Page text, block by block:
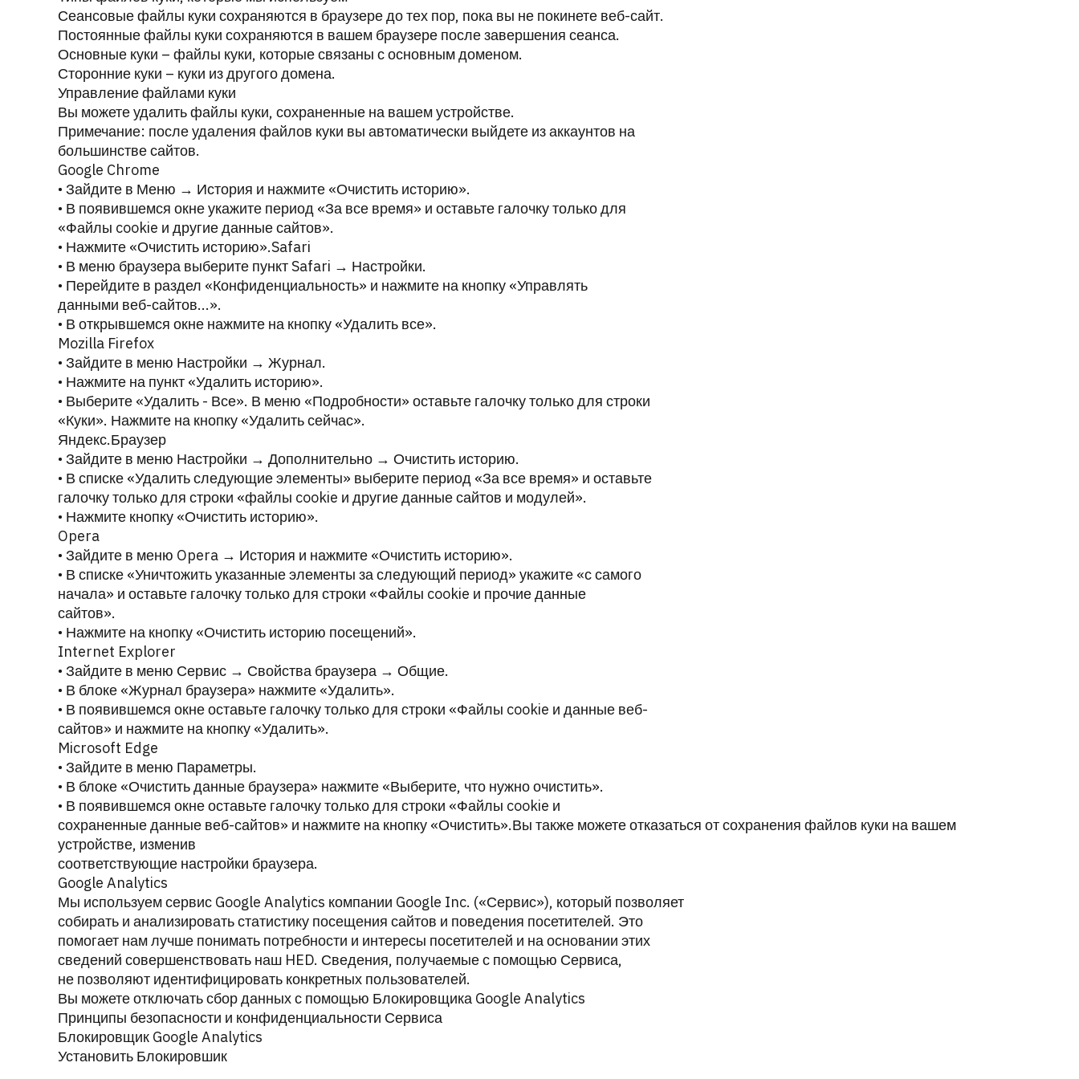
Сеансовые файлы куки сохраняются в браузере до тех пор, пока вы не покинете веб-сайт.
Постоянные файлы куки сохраняются в вашем браузере после завершения сеанса.
Основные куки – файлы куки, которые связаны с основным доменом.
Сторонние куки – куки из другого домена.
Управление файлами куки
Вы можете удалить файлы куки, сохраненные на вашем устройстве.
Примечание: после удаления файлов куки вы автоматически выйдете из аккаунтов на
большинстве сайтов.
Google Chrome
• Зайдите в Меню → История и нажмите «Очистить историю».
• В появившемся окне укажите период «За все время» и оставьте галочку только для
«Файлы cookie и другие данные сайтов».
• Нажмите «Очистить историю».Safari
• В меню браузера выберите пункт Safari → Настройки.
• Перейдите в раздел «Конфиденциальность» и нажмите на кнопку «Управлять
данными веб-сайтов...».
• В открывшемся окне нажмите на кнопку «Удалить все».
Mozilla Firefox
• Зайдите в меню Настройки → Журнал.
• Нажмите на пункт «Удалить историю».
• Выберите «Удалить - Все». В меню «Подробности» оставьте галочку только для строки
«Куки». Нажмите на кнопку «Удалить сейчас».
Яндекс.Браузер
• Зайдите в меню Настройки → Дополнительно → Очистить историю.
• В списке «Удалить следующие элементы» выберите период «За все время» и оставьте
галочку только для строки «файлы cookie и другие данные сайтов и модулей».
• Нажмите кнопку «Очистить историю».
Opera
• Зайдите в меню Opera → История и нажмите «Очистить историю».
• В списке «Уничтожить указанные элементы за следующий период» укажите «с самого
начала» и оставьте галочку только для строки «Файлы cookie и прочие данные
сайтов».
• Нажмите на кнопку «Очистить историю посещений».
Internet Explorer
• Зайдите в меню Сервис → Свойства браузера → Общие.
• В блоке «Журнал браузера» нажмите «Удалить».
• В появившемся окне оставьте галочку только для строки «Файлы cookie и данные веб-
сайтов» и нажмите на кнопку «Удалить».
Microsoft Edge
• Зайдите в меню Параметры.
• В блоке «Очистить данные браузера» нажмите «Выберите, что нужно очистить».
• В появившемся окне оставьте галочку только для строки «Файлы cookie и
сохраненные данные веб-сайтов» и нажмите на кнопку «Очистить».Вы также можете отказаться от сохранения файлов куки на вашем
устройстве, изменив
соответствующие настройки браузера.
Google Analytics
Мы используем сервис Google Analytics компании Google Inc. («Сервис»), который позволяет
собирать и анализировать статистику посещения сайтов и поведения посетителей. Это
помогает нам лучше понимать потребности и интересы посетителей и на основании этих
сведений совершенствовать наш HED. Сведения, получаемые с помощью Сервиса,
не позволяют идентифицировать конкретных пользователей.
Вы можете отключать сбор данных с помощью Блокировщика Google Analytics
Принципы безопасности и конфиденциальности Сервиса
Блокировщик Google Analytics
Установить Блокировшик